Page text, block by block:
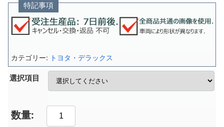
特記事項
選択項目
カテゴリー: トヨタ・デラックス